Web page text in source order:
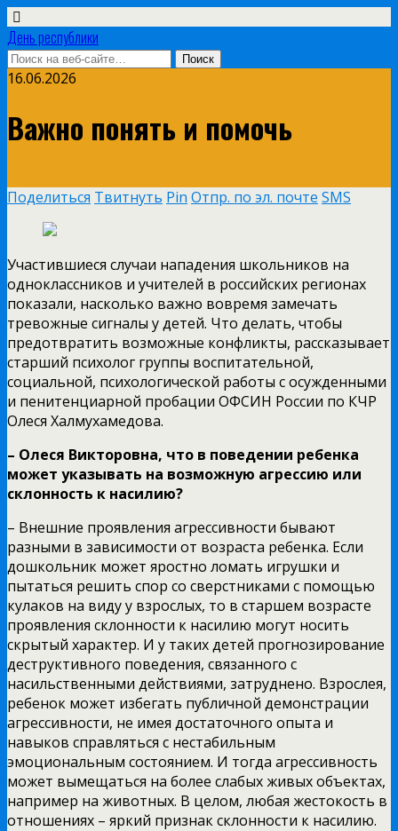
День республики
16.06.2026
Важно понять и помочь
Поделиться Твитнуть Pin Отпр. по эл. почте SMS
Участившиеся случаи нападения школьников на
одноклассников и учителей в российских регионах
показали, насколько важно вовремя замечать
тревожные сигналы у детей. Что делать, чтобы
предотвратить возможные конфликты, рассказывает
старший психолог группы воспитательной,
социальной, психологической работы с осужденными
и пенитенциарной пробации ОФСИН России по КЧР
Олеся Халмухамедова.
– Олеся Викторовна, что в поведении ребенка
может указывать на возможную агрессию или
склонность к насилию?
– Внешние проявления агрессивности бывают
разными в зависимости от возраста ребенка. Если
дошкольник может яростно ломать игрушки и
пытаться решить спор со сверстниками с помощью
кулаков на виду у взрослых, то в старшем возрасте
проявления склонности к насилию могут носить
скрытый характер. И у таких детей прогнозирование
деструктивного поведения, связанного с
насильственными действиями, затруднено. Взрослея,
ребенок может избегать публичной демонстрации
агрессивности, не имея достаточного опыта и
навыков справляться с нестабильным
эмоциональным состоянием. И тогда агрессивность
может вымещаться на более слабых живых объектах,
например на животных. В целом, любая жестокость в
отношениях – яркий признак склонности к насилию.